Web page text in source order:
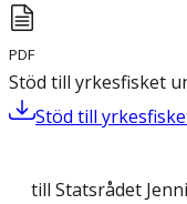
PDF
Stöd till yrkesfisket
Stöd till
till Statsrådet